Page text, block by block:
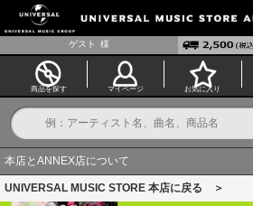
ゲスト 様
商品を探す マイページ お気に入り
本店とANNEX店について
UNIVERSAL MUSIC STORE 本店に戻る ＞